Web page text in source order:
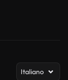
Italiano